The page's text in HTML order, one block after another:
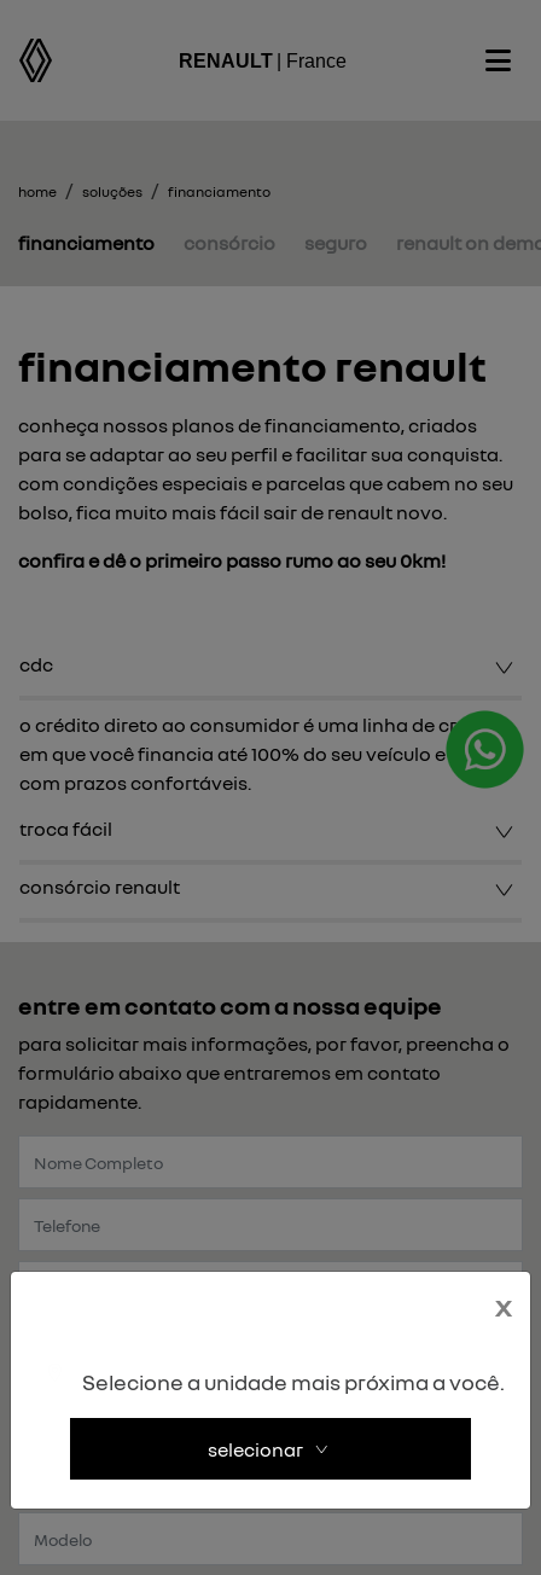
RENAULT | France
home soluções financiamento
consórcio
financiamento seguro renault on
financiamento renault
conheça nossos planos de financiamento, criados
para se adaptar ao seu perfil e facilitar sua conquista.
com condições especiais e parcelas que cabem no seu
bolso, fica muito mais fácil sair de renault novo.
confira e dê o primeiro passo rumo ao seu 0km!
cdc
o crédito direto ao consumidor é uma linha de crédito
em que você financia até 100% do seu veículo e conta
com prazos confortáveis.
troca fácil
consórcio renault
entre em contato com a nossa equipe
para solicitar mais informações, por favor, preencha o
formulário abaixo que entraremos em contato
rapidamente.
x
Selecione a unidade mais próxima a você.
selecionar